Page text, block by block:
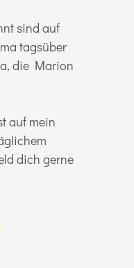
sind auf
tagsüber
die Marion
auf mein
dich gerne